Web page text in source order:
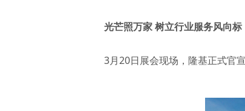
光芒照万家 树立行业服务风向标
3月20日展会现场，隆基正式官